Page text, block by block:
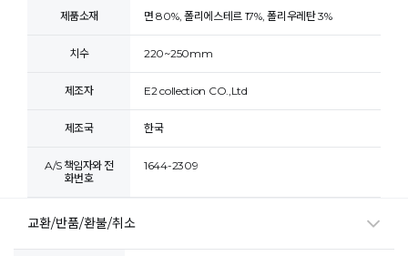
제품소재 면 80%, 폴리에스테르 17%, 폴리우레탄 3%
치수 220~250mm
제조자 E2 collection CO.,Ltd
제조국 한국
A/S 책임자와 전
화번호
1644-2309
교환/반품/환불/취소